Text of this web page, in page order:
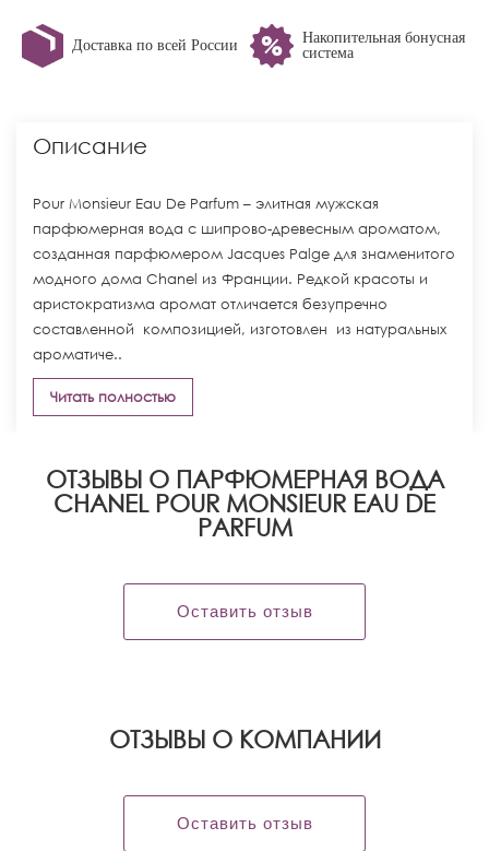
Доставка по всей России
Накопительная бонусная
система
Описание
Pour Monsieur Eau De Parfum – элитная мужская
парфюмерная вода с шипрово-древесным ароматом,
созданная парфюмером Jacques Palge для знаменитого
модного дома Chanel из Франции. Редкой красоты и
аристократизма аромат отличается безупречно
составленной композицией, изготовлен из натуральных
ароматиче..
Читать полностью
ОТЗЫВЫ О ПАРФЮМЕРНАЯ ВОДА
CHANEL POUR MONSIEUR EAU DE
PARFUM
Оставить отзыв
OТЗЫВЫ О КОМПАНИИ
Оставить отзыв